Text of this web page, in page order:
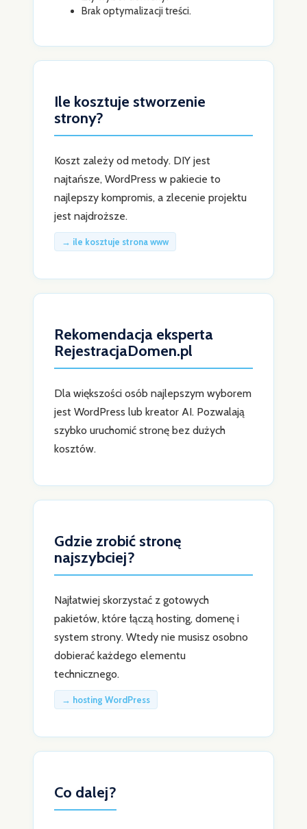
Brak optymalizacji treści.
Ile kosztuje stworzenie
strony?
Koszt zależy od metody. DIY jest
najtańsze, WordPress w pakiecie to
najlepszy kompromis, a zlecenie projektu
jest najdroższe.
→ ile kosztuje strona www
Rekomendacja eksperta
RejestracjaDomen.pl
Dla większości osób najlepszym wyborem
jest WordPress lub kreator AI. Pozwalają
szybko uruchomić stronę bez dużych
kosztów.
Gdzie zrobić stronę
najszybciej?
Najłatwiej skorzystać z gotowych
pakietów, które łączą hosting, domenę i
system strony. Wtedy nie musisz osobno
dobierać każdego elementu
technicznego.
→ hosting WordPress
Co dalej?